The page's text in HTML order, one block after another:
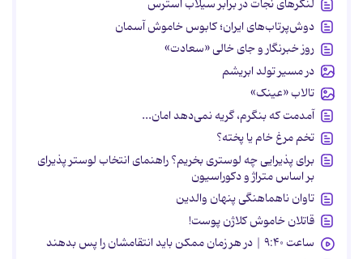
لنگرهای نجات در برابر سیلاب استرس
دوش‌پرتاب‌های ایران؛ کابوس خاموش آسمان
روز خبرنگار و جای خالی «سعادت»
در مسیر تولد ابریشم
تالاب «عینک»
آمدمت که بنگرم، گریه نمی‌دهد امان...
تخم مرغ خام یا پخته؟
برای پذیرایی چه لوستری بخریم؟ راهنمای انتخاب لوستر پذیرای
بر اساس متراژ و دکوراسیون
تاوان ناهماهنگی پنهان والدین
قاتلان خاموش کلاژن پوست!
ساعت ۹:۴۰ | در هر زمان ممکن باید انتقامشان را پس بدهند